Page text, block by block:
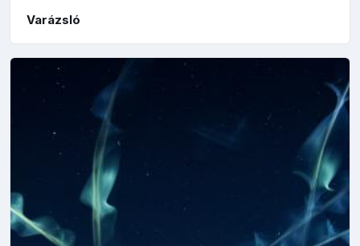
Varázsló